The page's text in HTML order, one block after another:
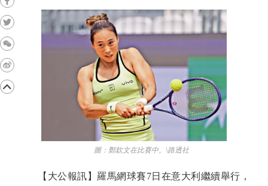
圖：鄭欽文在比賽中。\路透社
【大公報訊】羅馬網球賽7日在意大利繼續舉行，